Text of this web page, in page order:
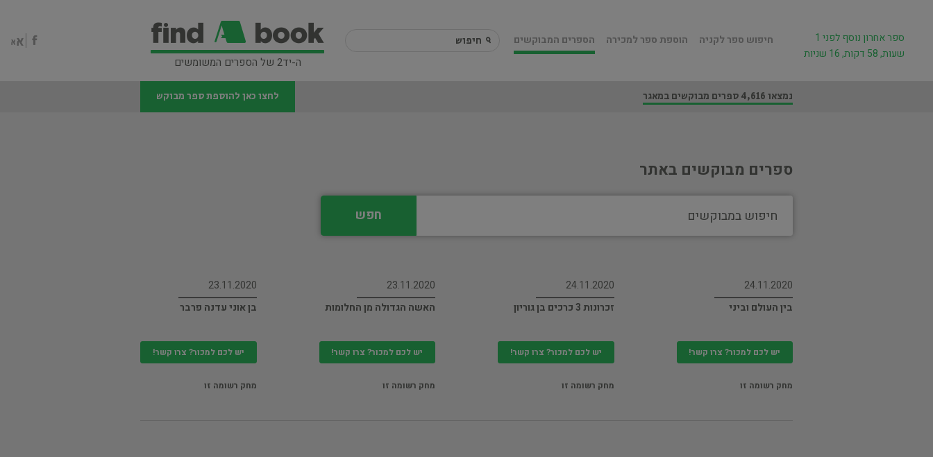
ה-יד2 של הספרים המשומשים
חיפוש ספר לקניה הוספת ספר למכירה הספרים המבוקשים
ספר אחרון נוסף לפני 1
שעות, 58 דקות, 16 שניות
נמצאו 4,616 ספרים מבוקשים במאגר לחצו כאן להוספת ספר מבוקש
ספרים מבוקשים באתר
חפש
24.11.2020
בין העולם וביני
יש לכם למכור? צרו קשר!
מחק רשומה זו
24.11.2020
זכרונות 3 כרכים בן גוריון
יש לכם למכור? צרו קשר!
מחק רשומה זו
23.11.2020
האשה הגדולה מן החלומות
יש לכם למכור? צרו קשר!
מחק רשומה זו
23.11.2020
בן אוני עדנה פרבר
יש לכם למכור? צרו קשר!
מחק רשומה זו